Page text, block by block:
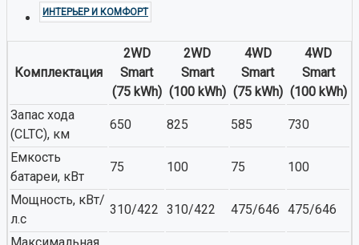
ИНТЕРЬЕР И КОМФОРТ
Комплектация
2WD
Smart
(75 kWh)
2WD
Smart
(100 kWh)
4WD
Smart
(75 kWh)
4WD
Smart
(100 kWh)
Запас хода
(CLTC), км
650 825 585 730
Емкость
батареи, кВт
75 100 75 100
Мощность, кВт/
л.с
310/422 310/422 475/646 475/646
Максимальная